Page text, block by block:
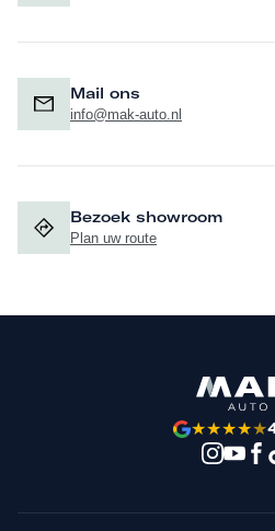
Mail ons
info@mak-auto.nl
Bezoek showroom
Plan uw route
★★★★★